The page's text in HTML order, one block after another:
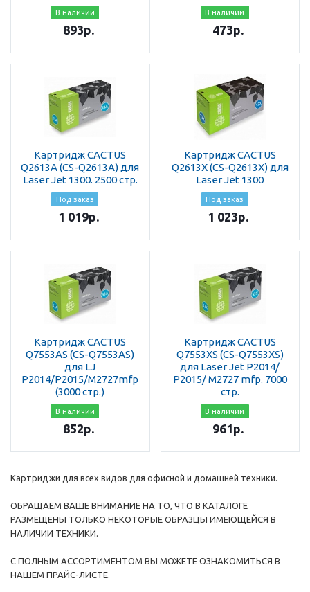
В наличии
893р.
В наличии
473р.
Картридж CACTUS
Q2613A (CS-Q2613A) для
Laser Jet 1300. 2500 стр.
Под заказ
1 019р.
Картридж CACTUS
Q2613X (CS-Q2613X) для
Laser Jet 1300
Под заказ
1 023р.
Картридж CACTUS
Q7553AS (CS-Q7553AS)
для LJ
P2014/P2015/M2727mfp
(3000 стр.)
В наличии
852р.
Картридж CACTUS
Q7553XS (CS-Q7553XS)
для Laser Jet P2014/
P2015/ M2727 mfp. 7000
стр.
В наличии
961р.
Картриджи для всех видов для офисной и домашней техники.
ОБРАЩАЕМ ВАШЕ ВНИМАНИЕ НА ТО, ЧТО В КАТАЛОГЕ
РАЗМЕЩЕНЫ ТОЛЬКО НЕКОТОРЫЕ ОБРАЗЦЫ ИМЕЮЩЕЙСЯ В
НАЛИЧИИ ТЕХНИКИ.
С ПОЛНЫМ АССОРТИМЕНТОМ ВЫ МОЖЕТЕ ОЗНАКОМИТЬСЯ В
НАШЕМ ПРАЙС-ЛИСТЕ.